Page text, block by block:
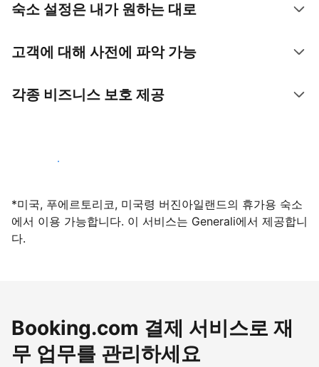
숙소 설정은 내가 원하는 대로
고객에 대해 사전에 파악 가능
각종 비즈니스 보호 제공
지금 등록하기
*미국, 푸에르토리코, 미국령 버진아일랜드의 휴가용 숙소
에서 이용 가능합니다. 이 서비스는 Generali에서 제공합니
다.
Booking.com 결제 서비스로 재
무 업무를 관리하세요